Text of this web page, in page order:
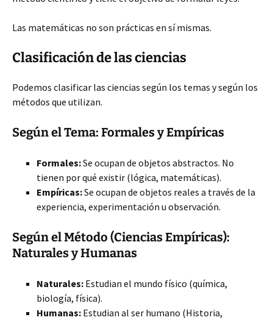
Las matemáticas no son prácticas en sí mismas.
Clasificación de las ciencias
Podemos clasificar las ciencias según los temas y según los
métodos que utilizan.
Según el Tema: Formales y Empíricas
Formales:Se ocupan de objetos abstractos. No
tienen por qué existir (lógica, matemáticas).
Empíricas:Se ocupan de objetos reales a través de la
experiencia, experimentación u observación.
Según el Método (Ciencias Empíricas):
Naturales y Humanas
Naturales: Estudian el mundo físico (química,
biología, física).
Humanas: Estudian al ser humano (Historia,